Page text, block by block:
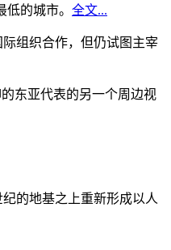
的城市。 全文...
组织合作，但仍试图主宰
东亚代表的另一个周边视
的地基之上重新形成以人